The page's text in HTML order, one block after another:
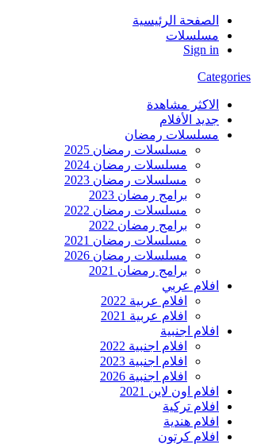
الصفحة الرئيسية
مسلسلات
Sign in
Categories
الاكثر مشاهدة
جديد الأفلام
مسلسلات رمضان
مسلسلات رمضان 2025
مسلسلات رمضان 2024
مسلسلات رمضان 2023
برامج رمضان 2023
مسلسلات رمضان 2022
برامج رمضان 2022
مسلسلات رمضان 2021
مسلسلات رمضان 2026
برامج رمضان 2021
افلام عربي
افلام عربية 2022
افلام عربية 2021
افلام اجنبية
افلام اجنبية 2022
افلام اجنبية 2023
افلام اجنبية 2026
افلام اون لاين 2021
افلام تركية
افلام هندية
افلام كرتون